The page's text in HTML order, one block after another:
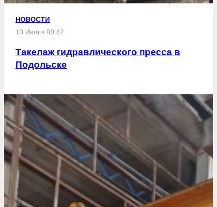
НОВОСТИ
10 Июл в 09:42
Такелаж гидравлического пресса в
Подольске